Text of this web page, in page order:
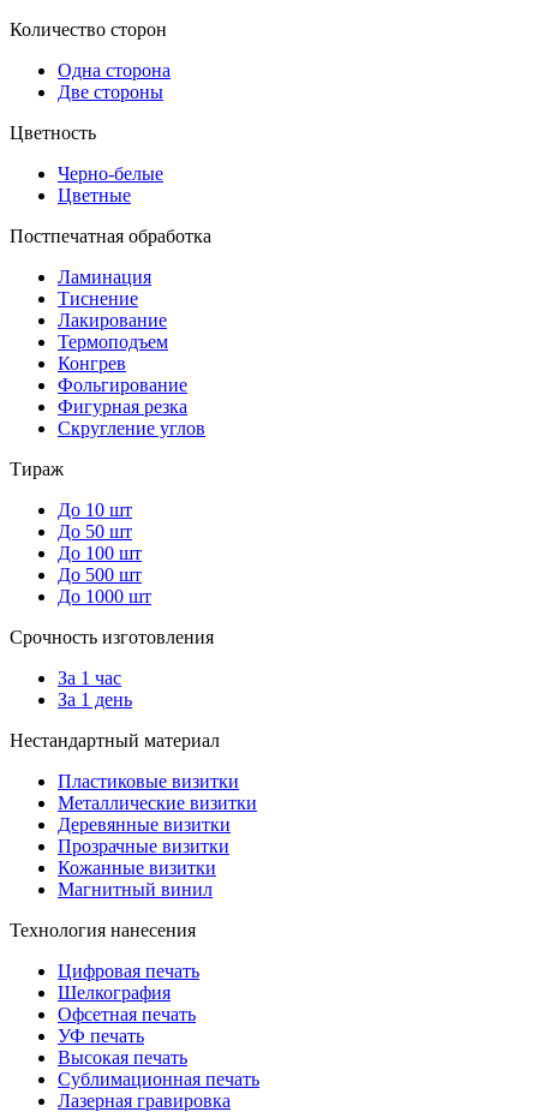
Количество сторон
Одна сторона
Две стороны
Цветность
Черно-белые
Цветные
Постпечатная обработка
Ламинация
Тиснение
Лакирование
Термоподъем
Конгрев
Фольгирование
Фигурная резка
Скругление углов
Тираж
До 10 шт
До 50 шт
До 100 шт
До 500 шт
До 1000 шт
Срочность изготовления
За 1 час
За 1 день
Нестандартный материал
Пластиковые визитки
Металлические визитки
Деревянные визитки
Прозрачные визитки
Кожанные визитки
Магнитный винил
Технология нанесения
Цифровая печать
Шелкография
Офсетная печать
УФ печать
Высокая печать
Сублимационная печать
Лазерная гравировка